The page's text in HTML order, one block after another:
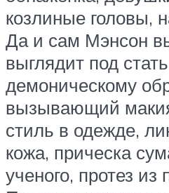
козлиные головы,
Да и сам Мэнсон
выглядит под
демоническому
вызывающий
стиль в одежде,
кожа, прическа
ученого, протез